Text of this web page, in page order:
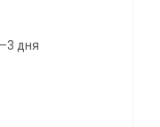
дня